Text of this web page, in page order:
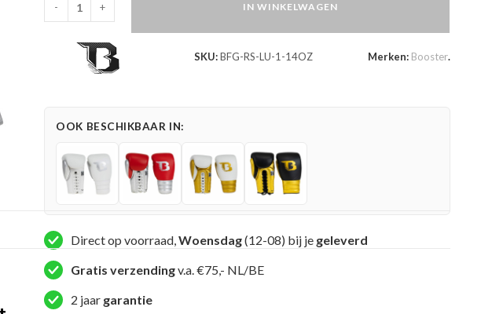
Booster
(BFG
- + IN WINKELWAGEN
SKU:BFG-RS-LU-1-14OZ Merken: Booster.
OOK BESCHIKBAAR IN:
Direct op voorraad,Woensdag(12-08) bij je geleverd
Gratis verzendingv.a. €75,- NL/BE
2 jaar garantie